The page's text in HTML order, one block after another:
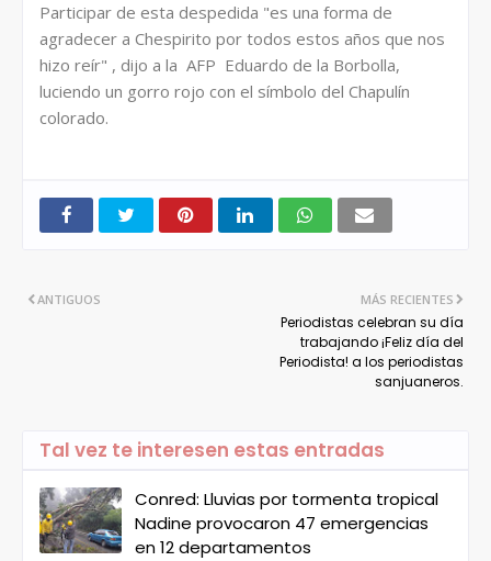
Participar de esta despedida "es una forma de
agradecer a Chespirito por todos estos años que nos
hizo reír" , dijo a la AFP Eduardo de la Borbolla,
luciendo un gorro rojo con el símbolo del Chapulín
colorado.
MÁS RECIENTES
Periodistas celebran su día
trabajando ¡Feliz día del
Periodista! a los periodistas
sanjuaneros.
ANTIGUOS
Tal vez te interesen estas entradas
Conred: Lluvias por tormenta tropical
Nadine provocaron 47 emergencias
en 12 departamentos